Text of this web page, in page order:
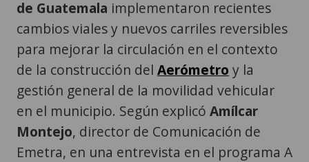
de Guatemala implementaron recientes
cambios viales y nuevos carriles reversibles
para mejorar la circulación en el contexto
de la construcción del Aerómetro y la
gestión general de la movilidad vehicular
en el municipio. Según explicó Amílcar
Montejo, director de Comunicación de
Emetra, en una entrevista en el programa A